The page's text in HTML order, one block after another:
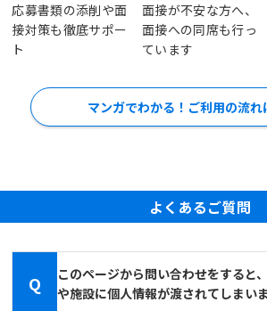
応募書類の添削や面
接対策も徹底サポー
ト
面接が不安な方へ、
面接への同席も行っ
ています
マンガでわかる！ご利用の流れ
よくあるご質問
Q
このページから問い合わせをすると
や施設に個人情報が渡されてしまい